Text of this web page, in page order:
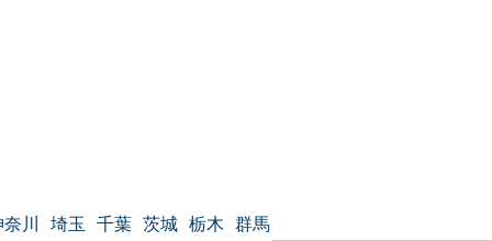
川 埼玉 千葉 茨城 栃木 群馬